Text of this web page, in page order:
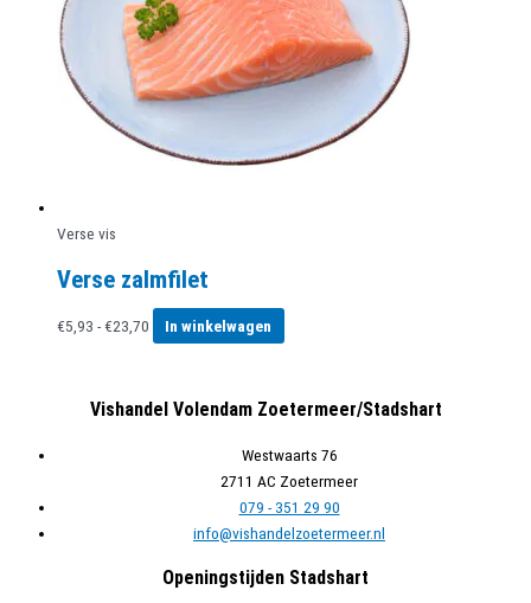
Verse vis
Verse zalmfilet
€5,93 -€23,70 Prijsklasse:
€23,70
In winkelwagen
meerdere
Deze
optie
kan
gekozen
op
Vishandel Volendam Zoetermeer/Stadshart
Westwaarts 76
2711 AC Zoetermeer
079 - 351 29 90
info@vishandelzoetermeer.nl
Openingstijden Stadshart